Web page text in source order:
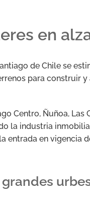
en
de Chile se
para construir
Centro, Ñuñoa,
la industria
entrada en vigencia